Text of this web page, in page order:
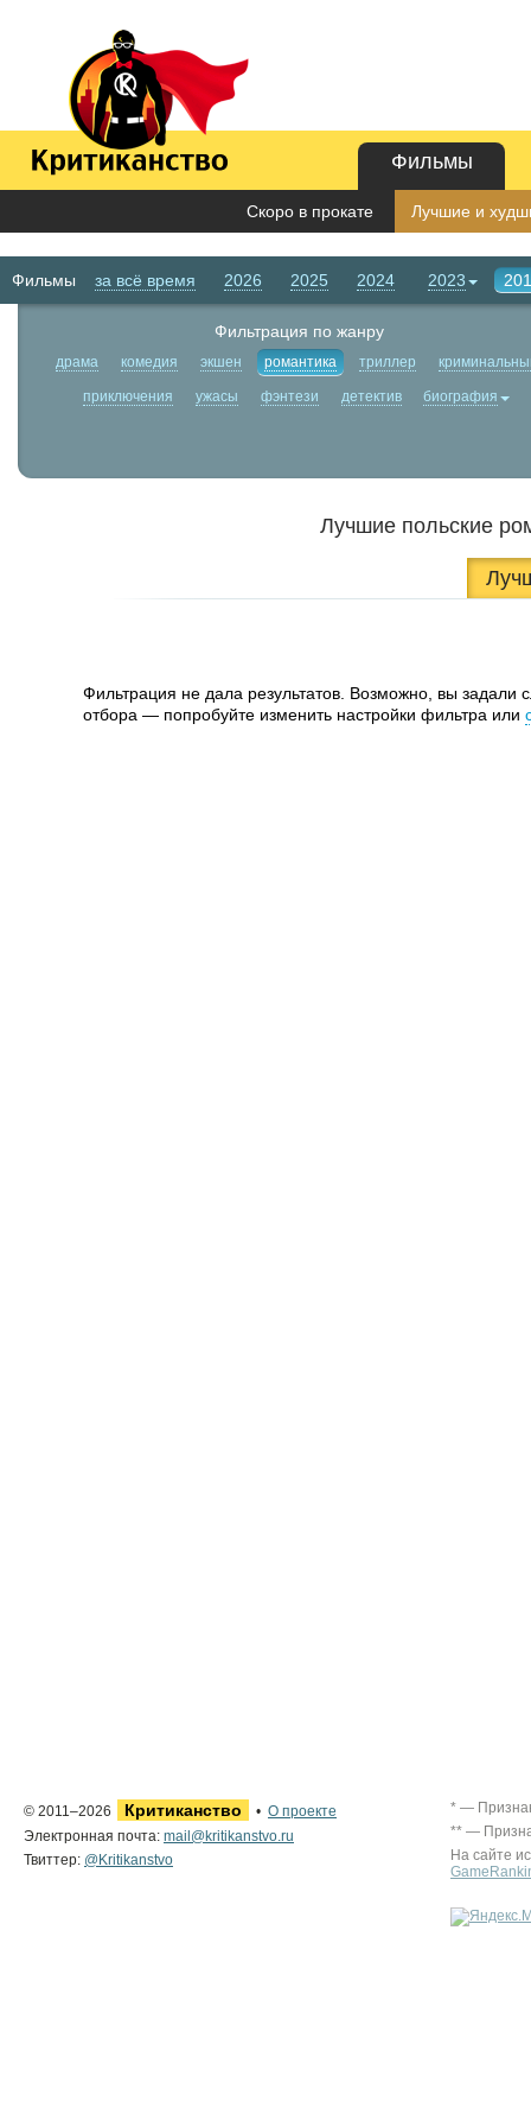
Фильмы
Скоро в прокате Лучшие и
Фильмы за всё время 2026 2025 2024 2023
Фильтрация по жанру
драма комедия экшен романтика триллер
приключения ужасы фэнтези детектив биография
Лучшие польские
Фильтрация не дала результатов. Возможно, вы задали
отбора — попробуйте изменить настройки фильтра или
© 2011–2026 Критиканство • О проекте
Электронная почта: mail@kritikanstvo.ru
Твиттер: @Kritikanstvo
* —
** —
На сайте